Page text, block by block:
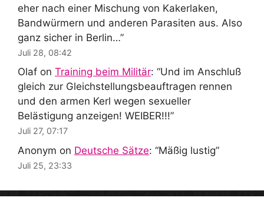
eher nach einer Mischung von Kakerlaken,
Bandwürmern und anderen Parasiten aus. Also
ganz sicher in Berlin…”
Juli 28, 08:42
Olaf on Training beim Militär: “Und im Anschluß
gleich zur Gleichstellungsbeauftragen rennen
und den armen Kerl wegen sexueller
Belästigung anzeigen! WEIBER!!!”
Juli 27, 07:17
Anonym on Deutsche Sätze: “Mäßig lustig”
Juli 25, 23:33